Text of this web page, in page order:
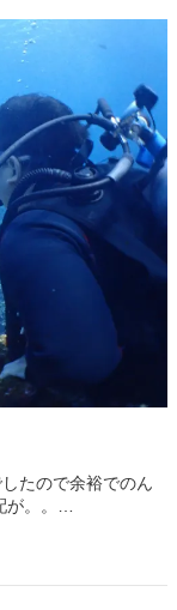
たので余裕でのん
が。。…